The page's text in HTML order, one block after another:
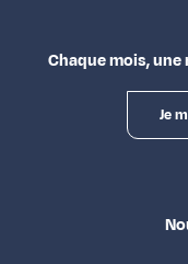
Chaque mois,
Je